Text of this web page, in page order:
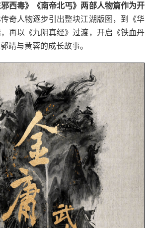
西毒》《南帝北丐》两部人物篇作为开
奇人物逐步引出整块江湖版图，到《华
再以《九阴真经》过渡，开启《铁血丹
靖与黄蓉的成长故事。